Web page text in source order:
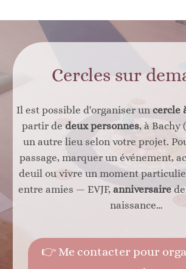
Cercles sur
Il est possible d'organiser un cercle
partir de deux personnes, à Bachy
un autre lieu selon votre projet.
passage, marquer un événement,
deuil ou vivre un moment
entre amies — EVJF, anniversairede
naissance…
👉 Me contacter pour